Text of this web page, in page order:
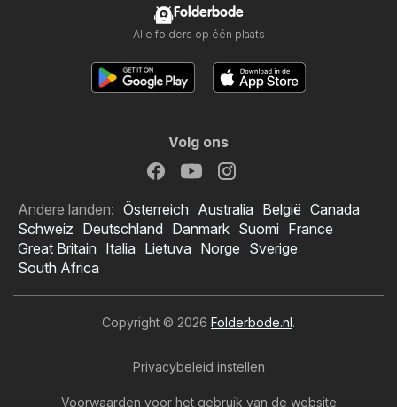
Folderbode
Alle folders op één plaats
Volg ons
Andere landen: Österreich Australia België Canada
Schweiz Deutschland Danmark Suomi France
Great Britain Italia Lietuva Norge Sverige
South Africa
Copyright © 2026 Folderbode.nl.
Privacybeleid instellen
Voorwaarden voor het gebruik van de website